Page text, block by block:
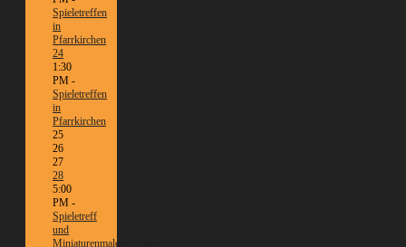
Spieletreffen
in
Pfarrkirchen
24
1:30
PM -
Spieletreffen
in
Pfarrkirchen
25
26
27
28
5:00
PM -
Spieletreff
und
Miniaturenmalen/Tabletop